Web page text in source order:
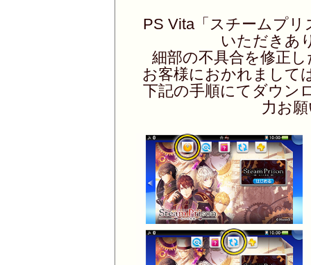
PS Vita「スチームプ
いただきあ
細部の不具合を修正
お客様におかれまして
下記の手順にてダウン
力お